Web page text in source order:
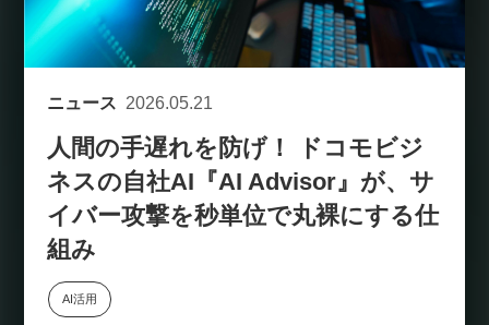
動画
サイトマップ
お問い合わせ
個人情報保護法について
採用情報
セミナー
【8/12開催】「イノベーションを
数値化する」～投資される事業の
学ぶ資金調達・巻き込みのリアル
2026-06-10
セミナー
【9/30開催】AIで何でもできる時
ニュース 2026.05.21
人間の手遅れを防げ！ ドコモビジ
ネスの自社AI『AI Advisor』が、サ
イバー攻撃を秒単位で丸裸にする仕
組み
AI活用